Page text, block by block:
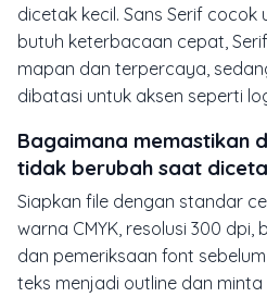
dicetak kecil. Sans Serif
butuh keterbacaan cepat,
mapan dan terpercaya,
dibatasi untuk aksen seperti
Bagaimana memastikan
tidak berubah saat
Siapkan file dengan standar
warna CMYK, resolusi 300 dpi,
dan pemeriksaan font
teks menjadi outline dan